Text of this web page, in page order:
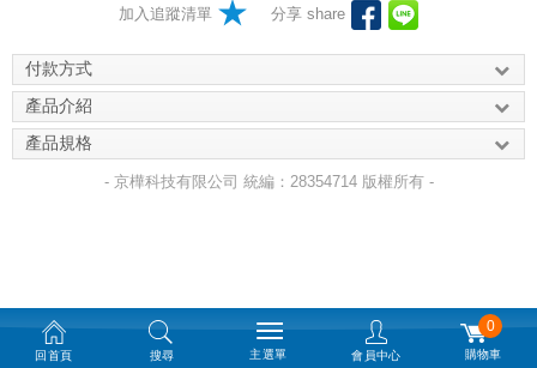
加入追蹤清單 分享 share
付款方式
產品介紹
產品規格
- 京樺科技有限公司 統編：28354714 版權所有 -
回首頁 搜尋 主選單 會員中心
0
購物車